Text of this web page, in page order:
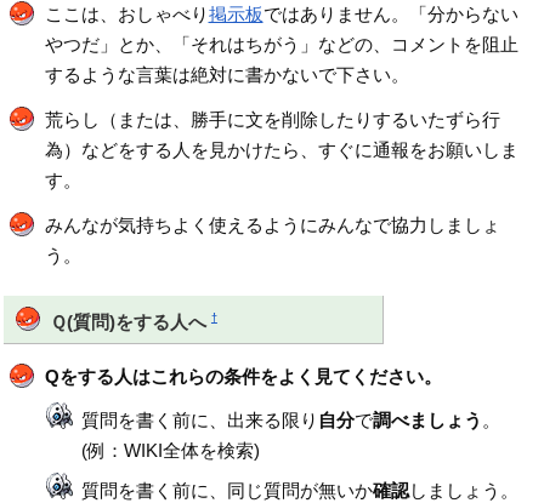
ここは、おしゃべり掲示板ではありません。「分からない
やつだ」とか、「それはちがう」などの、コメントを阻止
するような言葉は絶対に書かないで下さい。
荒らし（または、勝手に文を削除したりするいたずら行
為）などをする人を見かけたら、すぐに通報をお願いしま
す。
みんなが気持ちよく使えるようにみんなで協力しましょ
う。
Ｑ(質問)をする人へ †
Qをする人はこれらの条件をよく見てください。
質問を書く前に、出来る限り 自分で調べましょう 。
(例：WIKI全体を検索)
質問を書く前に、同じ質問が無いか確認しましょう。